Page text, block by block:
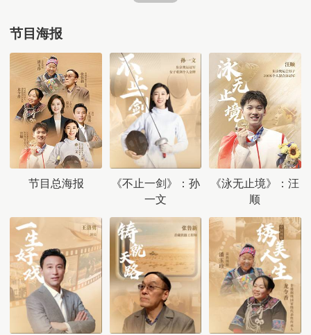
节目海报
节目总海报
《不止一剑》：孙
一文
《泳无止境》：汪
顺